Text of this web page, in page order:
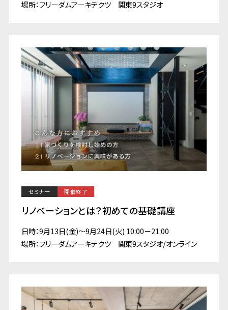
場所：フリーダムアーキテクツ 関東9スタジオ
セミナー 開催終了
リノベーションとは？初めての基礎講座
日時：9月13日(金)～9月24日(火) 10:00－21:00
場所：フリーダムアーキテクツ 関東9スタジオ/オンライン